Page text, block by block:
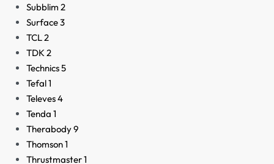
Subblim 2
Surface3
TCL2
TDK 2
Technics5
Tefal1
Televes4
Tenda 1
Therabody9
Thomson1
Thrustmaster1